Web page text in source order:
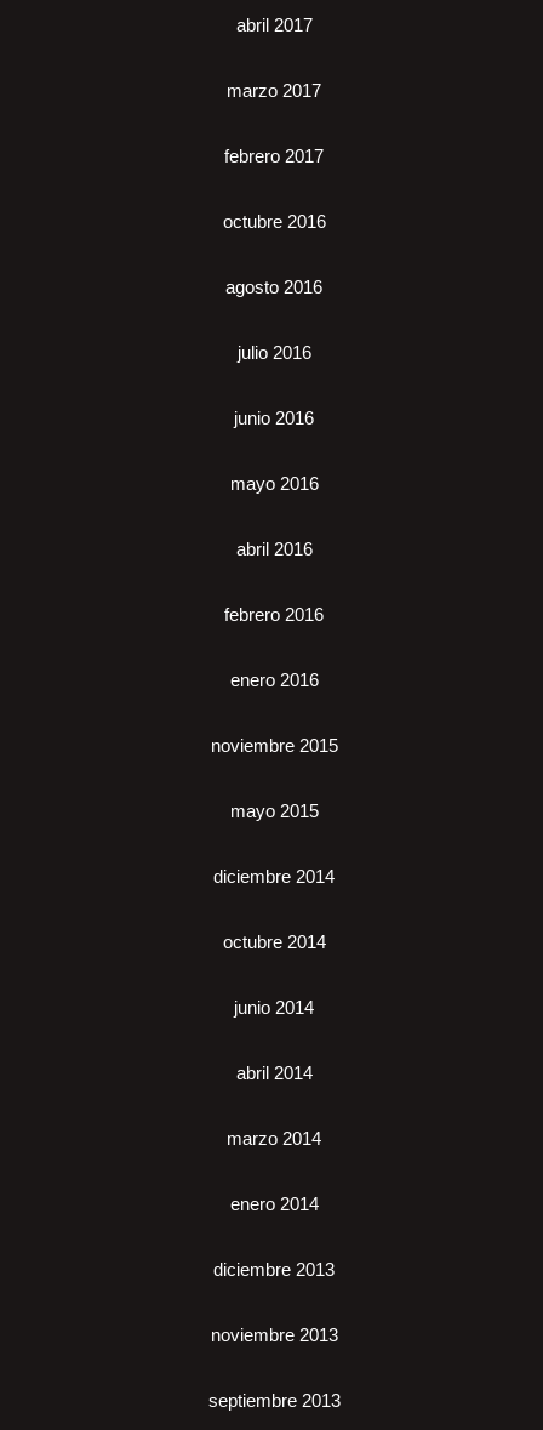
abril 2017
marzo 2017
febrero 2017
octubre 2016
agosto 2016
julio 2016
junio 2016
mayo 2016
abril 2016
febrero 2016
enero 2016
noviembre 2015
mayo 2015
diciembre 2014
octubre 2014
junio 2014
abril 2014
marzo 2014
enero 2014
diciembre 2013
noviembre 2013
septiembre 2013